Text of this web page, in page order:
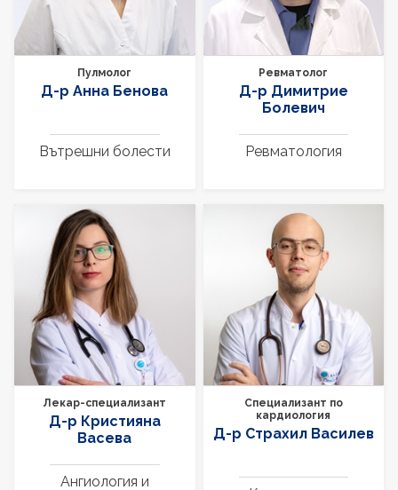
Пулмолог
Д-р Анна Бенова
Вътрешни болести
Ревматолог
Д-р Димитрие
Болевич
Ревматология
Лекар-специализант
Д-р Кристияна
Васева
Ангиология и
Специализант по
кардиология
Д-р Страхил Василев